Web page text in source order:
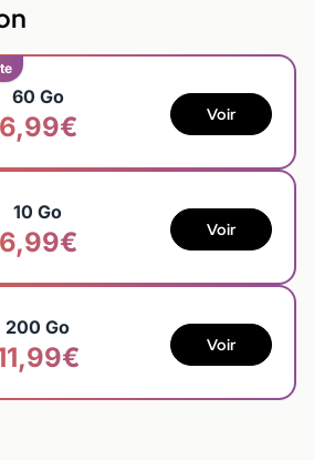
60 Go
6,99€ Voir
10 Go
6,99€ Voir
200 Go
Voir